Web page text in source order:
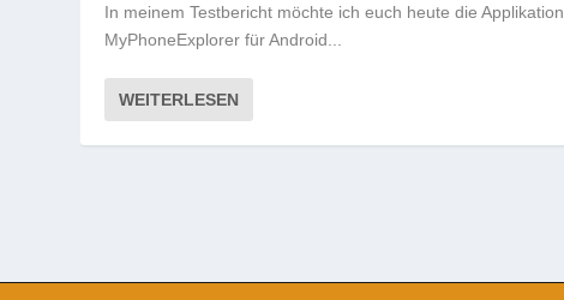
In meinem Testbericht möchte ich euch heute die Applikation
MyPhoneExplorer für Android...
WEITERLESEN